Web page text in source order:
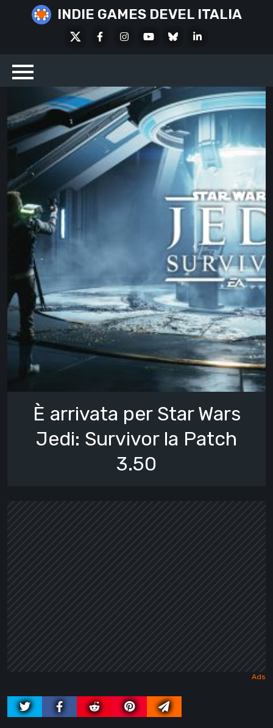
INDIE GAMES DEVEL ITALIA
FacebookInstagramYoutubeBlueskyLinkedIn
È arrivata per Star Wars
Jedi: Survivor la Patch
3.50